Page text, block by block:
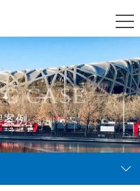
CASE
案例